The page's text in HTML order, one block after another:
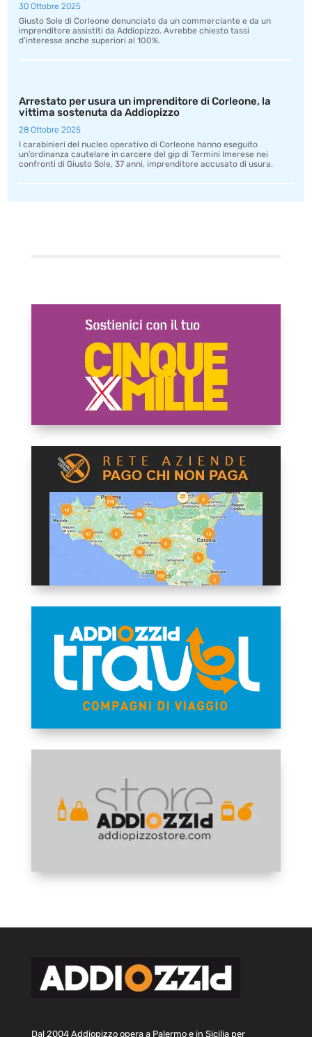
30 Ottobre 2025
Giusto Sole di Corleone denunciato da un commerciante e da un
imprenditore assistiti da Addiopizzo. Avrebbe chiesto tassi
d’interesse anche superiori al 100%.
Arrestato per usura un imprenditore di Corleone, la
vittima sostenuta da Addiopizzo
28 Ottobre 2025
I carabinieri del nucleo operativo di Corleone hanno eseguito
un’ordinanza cautelare in carcere del gip di Termini Imerese nei
confronti di Giusto Sole, 37 anni, imprenditore accusato di usura.
Dal 2004 Addiopizzo opera a Palermo e in Sicilia per